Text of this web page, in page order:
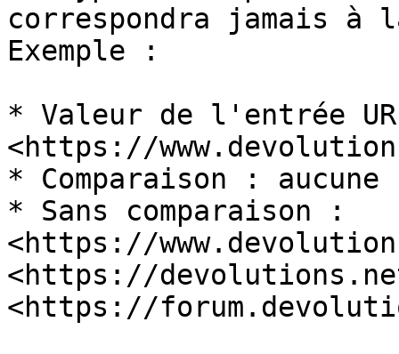
correspondra jamais à
Exemple :
* Valeur de l'entrée
<https://
* Comparaison : aucune
* Sans comparaison :
<https://
<https://
<https://